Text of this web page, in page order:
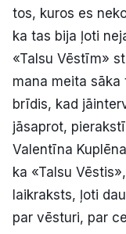
tos, kuros es
ka tas bija ļoti
«Talsu Vēstīm»
mana meita
brīdis, kad
jāsaprot,
Valentīna
ka «Talsu
laikraksts, ļoti
par vēsturi, par